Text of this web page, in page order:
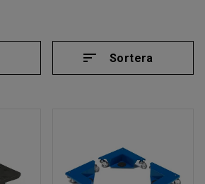
Sortera